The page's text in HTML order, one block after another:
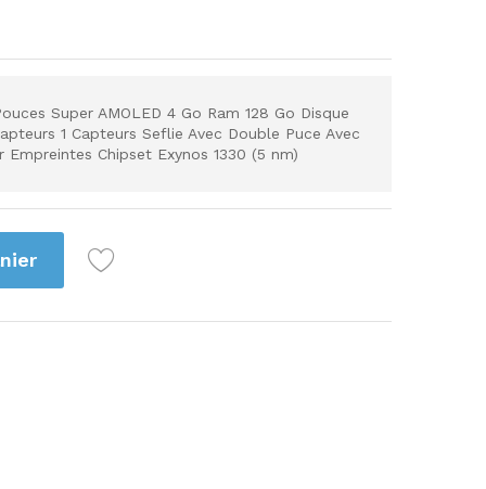
Super AMOLED 4 Go Ram 128 Go Disque
1 Capteurs Seflie Avec Double Puce Avec
Chipset Exynos 1330 (5 nm)